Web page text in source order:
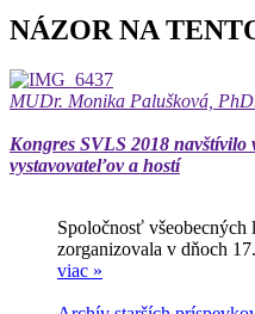
NÁZOR NA
MUDr. Monika Palušková,
Kongres SVLS 2018 navštívilo
vystavovateľov a hostí
Spoločnosť
zorganizovala v dňoch
viac »